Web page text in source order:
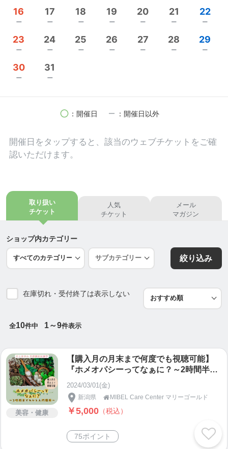
希望の風フェスタ）を立ち上げ、現在も仲間たちと
活動を続けている。
般社団法人日本グリーフ専門士協会認定グリーフ専
▶Facebook
https://www.facebook.com/profile.ph
p?id=100002345049892
8
▶standFM https://stand.fm/episodes/63c8a98e48
16
remove
17
remove
18
remove
19
remove
20
remove
21
remove
22
remove
23
remove
24
remove
25
remove
26
remove
27
remove
28
remove
29
remove
30
remove
31
remove
circle ：開催日 remove ：開催日以外
開催日を タップすると、該当のウェブチケットをご確
認いただけます。
取り扱い
チケット
人気
チケット
メール
マガジン
ショップ内カテゴリー
絞り込み
在庫切れ・受付終了は表示しない
全10件中 1～9件表示
美容・健康
【購入月の月末まで何度でも視聴可能】
『ホメオパシーってなぁに？～2時間半で
わかる入門講座～』井上まゆみ自然調和医
療学講座
2024/03/01(金)
新潟県  MIBEL Care Center マリーゴールド
￥5,000 （税込）
75ポイント